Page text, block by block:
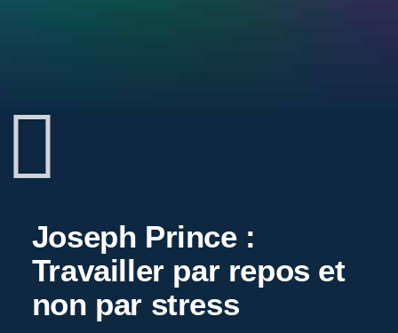
Joseph Prince :
Travailler par repos et
non par stress